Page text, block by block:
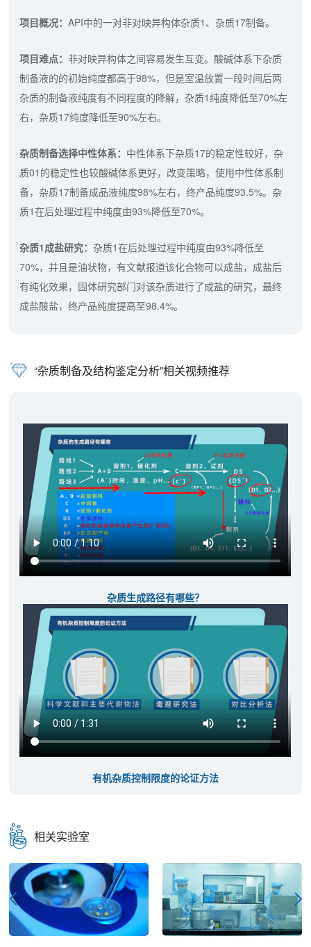
项目概况：API中的一对非对映异构体杂质1、杂质17制备。
项目难点：非对映异构体之间容易发生互变。酸碱体系下杂质
制备液的的初始纯度都高于98%，但是室温放置一段时间后两
杂质的制备液纯度有不同程度的降解，杂质1纯度降低至70%左
右，杂质17纯度降低至90%左右。
杂质制备选择中性体系： 中性体系下杂质17的稳定性较好，杂
质01的稳定性也较酸碱体系更好，改变策略，使用中性体系制
备，杂质17制备成品液纯度98%左右，终产品纯度93.5%。杂
质1在后处理过程中纯度由93%降低至70%。
杂质1成盐研究： 杂质1在后处理过程中纯度由93%降低至
70%，并且是油状物，有文献报道该化合物可以成盐，成盐后
有纯化效果，固体研究部门对该杂质进行了成盐的研究，最终
成盐酸盐，终产品纯度提高至98.4%。
“杂质制备及结构鉴定分析”相关视频推荐
杂质生成路径有哪些？
有机杂质控制限度的论证方法
相关实验室